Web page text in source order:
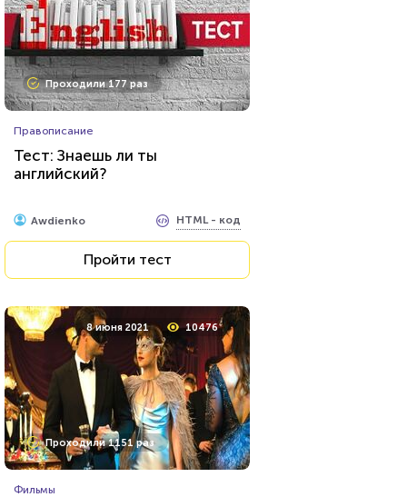
Проходили 177 раз
Правописание
Тест: Знаешь ли ты
английский?
Awdienko HTML - код
Пройти тест
8 июня 2021 10476
Проходили 1151 раз
Фильмы